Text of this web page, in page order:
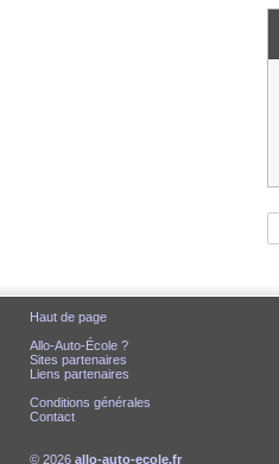
Haut de page
Allo-Auto-École ?
Sites partenaires
Liens partenaires
Conditions générales
Contact
© 2026 allo-auto-ecole.fr